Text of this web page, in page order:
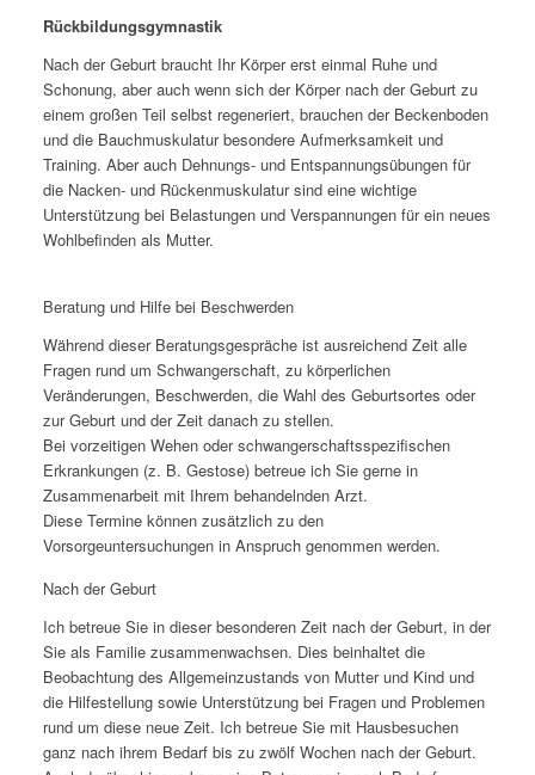
Rückbildungsgymnastik
Nach der Geburt braucht Ihr Körper erst einmal Ruhe und
Schonung, aber auch wenn sich der Körper nach der Geburt zu
einem großen Teil selbst regeneriert, brauchen der Beckenboden
und die Bauchmuskulatur besondere Aufmerksamkeit und
Training. Aber auch Dehnungs- und Entspannungsübungen für
die Nacken- und Rückenmuskulatur sind eine wichtige
Unterstützung bei Belastungen und Verspannungen für ein neues
Wohlbefinden als Mutter.
Beratung und Hilfe bei Beschwerden
Während dieser Beratungsgespräche ist ausreichend Zeit alle
Fragen rund um Schwangerschaft, zu körperlichen
Veränderungen, Beschwerden, die Wahl des Geburtsortes oder
zur Geburt und der Zeit danach zu stellen.
Bei vorzeitigen Wehen oder schwangerschaftsspezifischen
Erkrankungen (z. B. Gestose) betreue ich Sie gerne in
Zusammenarbeit mit Ihrem behandelnden Arzt.
Diese Termine können zusätzlich zu den
Vorsorgeuntersuchungen in Anspruch genommen werden.
Nach der Geburt
Ich betreue Sie in dieser besonderen Zeit nach der Geburt, in der
Sie als Familie zusammenwachsen. Dies beinhaltet die
Beobachtung des Allgemeinzustands von Mutter und Kind und
die Hilfestellung sowie Unterstützung bei Fragen und Problemen
rund um diese neue Zeit. Ich betreue Sie mit Hausbesuchen
ganz nach ihrem Bedarf bis zu zwölf Wochen nach der Geburt.